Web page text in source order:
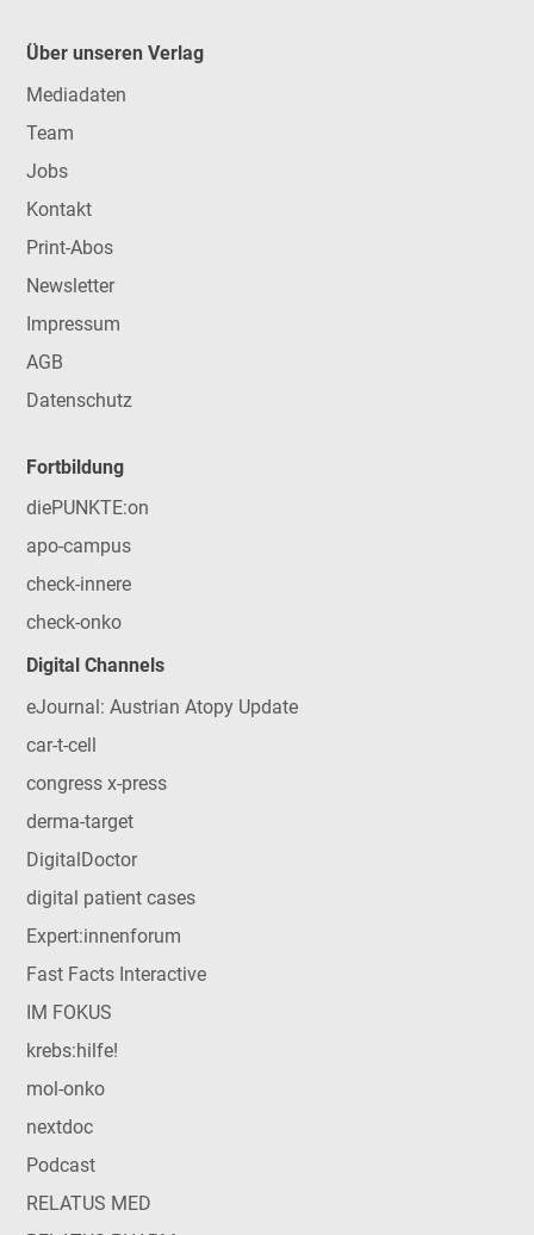
Über unseren Verlag
Mediadaten
Team
Jobs
Kontakt
Print-Abos
Newsletter
Impressum
AGB
Datenschutz
Fortbildung
diePUNKTE:on
apo-campus
check-innere
check-onko
Digital Channels
eJournal: Austrian Atopy Update
car-t-cell
congress x-press
derma-target
DigitalDoctor
digital patient cases
Expert:innenforum
Fast Facts Interactive
IM FOKUS
krebs:hilfe!
mol-onko
nextdoc
Podcast
RELATUS MED